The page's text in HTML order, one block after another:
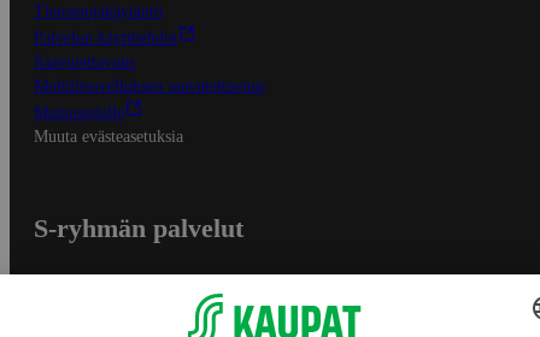
Tietosuojakäytäntö
Palvelun käyttöehdot
Saavutettavuus
Mobiilisovelluksen saavutettavuus
Mainostajalle
Muuta evästeasetuksia
S-ryhmän palvelut